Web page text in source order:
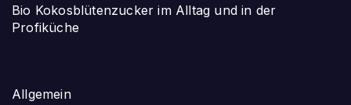
Bio Kokosblütenzucker im Alltag und in der
Profiküche
Allgemein